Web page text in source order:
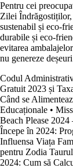
Pentru cei
Zilei
sustenabil și eco-
durabile și eco-
evitarea
nu genereze
Codul
Gratuit 2023 și
Când se
Educaționale •
Beach Please
Începe în 2024:
Influensa Viața
pentru Zodia
2024: Cum să